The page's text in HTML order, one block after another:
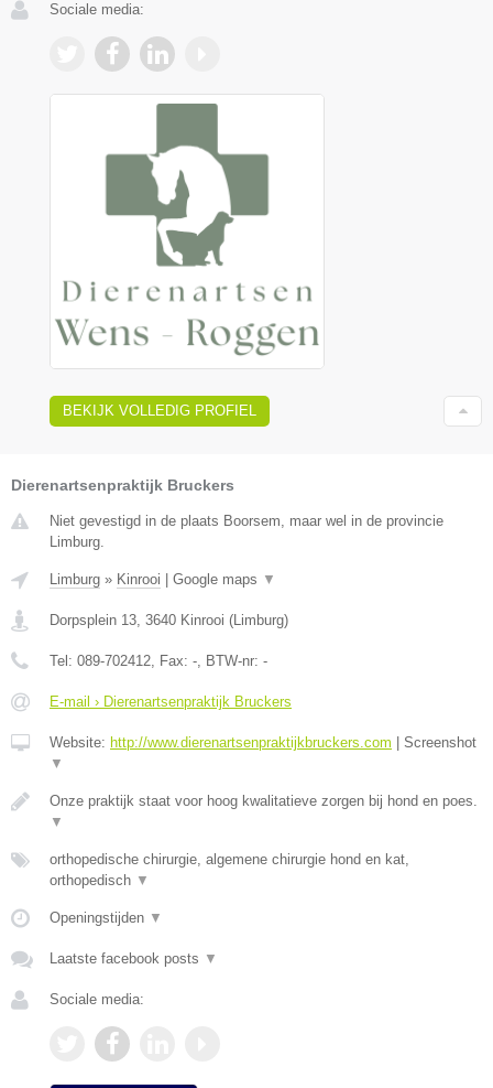
Sociale media:
BEKIJK VOLLEDIG PROFIEL
Dierenartsenpraktijk Bruckers
Niet gevestigd in de plaats Boorsem, maar wel in de provincie
Limburg.
Limburg » Kinrooi Google maps ▼
Dorpsplein 13, 3640 Kinrooi (Limburg)
Tel: 089-702412, Fax: -, BTW-nr: -
E-mail › Dierenartsenpraktijk Bruckers
Website: http://www.dierenartsenpraktijkbruckers.com
Screenshot
▼
Onze praktijk staat voor hoog kwalitatieve zorgen bij hond en poes.
▼
orthopedische chirurgie, algemene chirurgie hond en kat,
orthopedisch ▼
Openingstijden ▼
Laatste facebook posts ▼
Sociale media: